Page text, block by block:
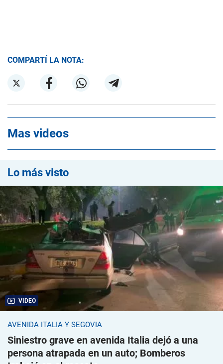
COMPARTÍ LA NOTA:
Mas videos
Lo más visto
VIDEO
AVENIDA ITALIA Y SEGOVIA
Siniestro grave en avenida Italia dejó a una
persona atrapada en un auto; Bomberos